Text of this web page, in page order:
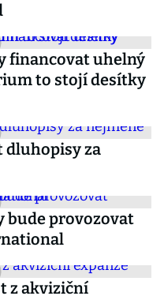
financovat uhelný
to stojí desítky
dluhopisy za
bude provozovat
z akviziční